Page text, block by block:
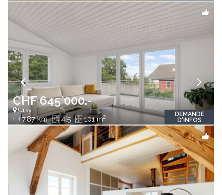
CHF 645'000.-
Ursy
7.87 km 4.5 101 m2
DEMANDE
D'INFOS